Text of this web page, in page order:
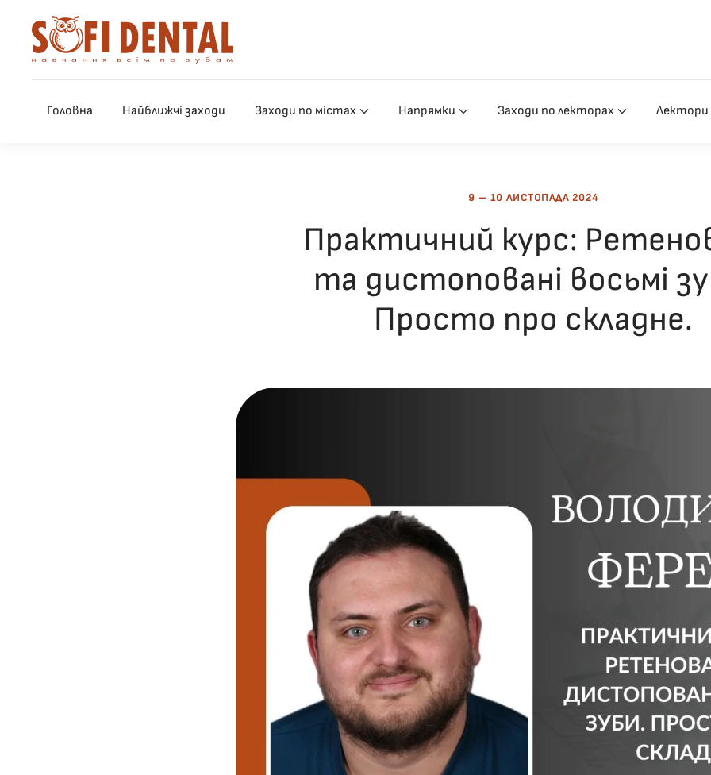
Skip to main content
Головна Найближчі заходи Заходи по містах Напрямки Заходи по лекторах Лектори
9 – 10 ЛИСТОПАДА 2024
Практичний курс:
та дистоповані восьмі
Просто про складне.